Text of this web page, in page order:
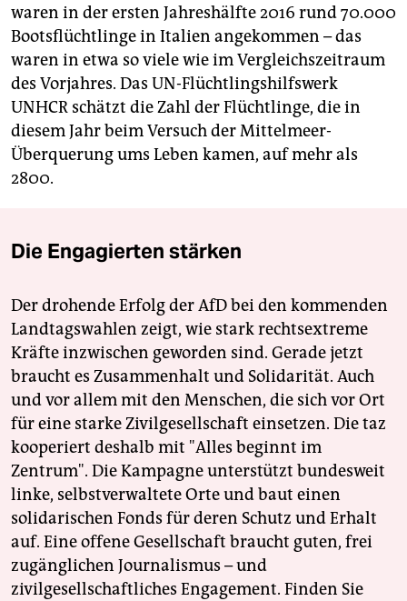
waren in der ersten Jahreshälfte 2016 rund 70.000
Bootsflüchtlinge in Italien angekommen – das
waren in etwa so viele wie im Vergleichszeitraum
des Vorjahres. Das UN-Flüchtlingshilfswerk
UNHCR schätzt die Zahl der Flüchtlinge, die in
diesem Jahr beim Versuch der Mittelmeer-
Überquerung ums Leben kamen, auf mehr als
2800.
Die Engagierten stärken
Der drohende Erfolg der AfD bei den kommenden
Landtagswahlen zeigt, wie stark rechtsextreme
Kräfte inzwischen geworden sind. Gerade jetzt
braucht es Zusammenhalt und Solidarität. Auch
und vor allem mit den Menschen, die sich vor Ort
für eine starke Zivilgesellschaft einsetzen. Die taz
kooperiert deshalb mit "Alles beginnt im
Zentrum". Die Kampagne unterstützt bundesweit
linke, selbstverwaltete Orte und baut einen
solidarischen Fonds für deren Schutz und Erhalt
auf. Eine offene Gesellschaft braucht guten, frei
zugänglichen Journalismus – und
zivilgesellschaftliches Engagement. Finden Sie